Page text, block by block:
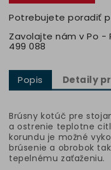
Potrebujete poradiť
Zavolajte nám v Po -
499 088
Popis Detaily
Brúsny kotúč pre
a ostrenie teplotne
korundu je možné
brúsenie a obrobok
tepelnému zaťaženiu.